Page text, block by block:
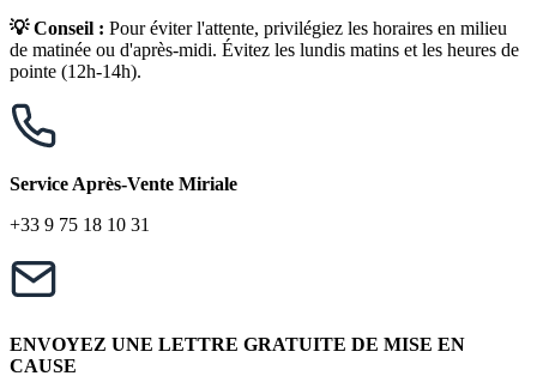
💡 Conseil : Pour éviter l'attente, privilégiez les horaires en milieu
de matinée ou d'après-midi. Évitez les lundis matins et les heures de
pointe (12h-14h).
Service Après-Vente Miriale
+33 9 75 18 10 31
ENVOYEZ UNE LETTRE GRATUITE DE MISE EN
CAUSE